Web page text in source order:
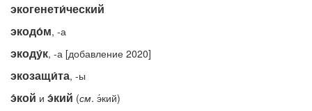
экогенети́ческий
экодо́м, -а
экоду́к, -а [добавление 2020]
экозащи́та, -ы
э́кой и э́кий (см. э́кий)